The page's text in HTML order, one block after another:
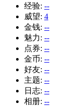
经验: --
威望: 4
金钱: --
魅力: --
点券: --
金币: --
好友: --
主题: --
日志: --
相册: --